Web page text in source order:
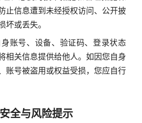
止信息遭到未经授权访问、公开披
坏或丢失。
账号、设备、验证码、登录状态
相关信息提供给他人。如因您自身
账号被盗用或权益受损，您应自行
全与风险提示